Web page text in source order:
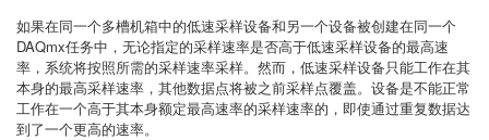
如果在同一个多槽机箱中的低速采样设备和另一个设备被创建在同一个
DAQmx任务中，无论指定的采样速率是否高于低速采样设备的最高速
率，系统将按照所需的采样速率采样。然而，低速采样设备只能工作在其
本身的最高采样速率，其他数据点将被之前采样点覆盖。设备是不能正常
工作在一个高于其本身额定最高速率的采样速率的，即使通过重复数据达
到了一个更高的速率。